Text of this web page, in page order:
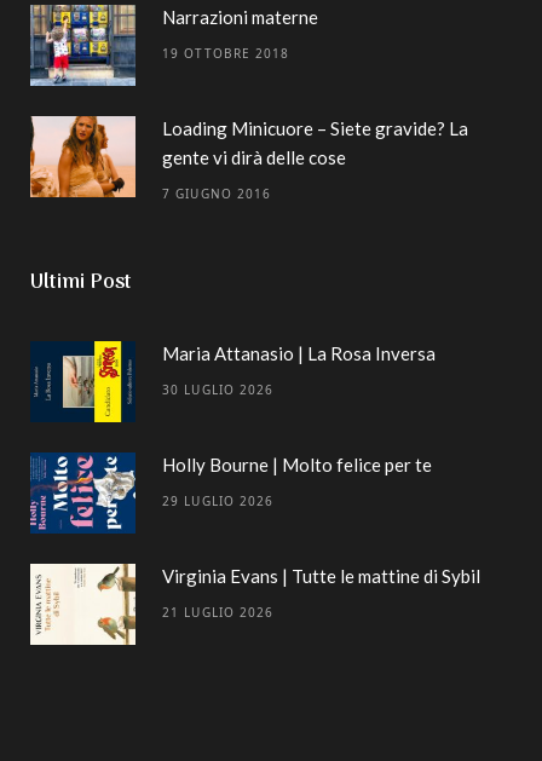
Narrazioni materne
19 OTTOBRE 2018
Loading Minicuore – Siete gravide? La
gente vi dirà delle cose
7 GIUGNO 2016
Ultimi Post
Maria Attanasio | La Rosa Inversa
30 LUGLIO 2026
Holly Bourne | Molto felice per te
29 LUGLIO 2026
Virginia Evans | Tutte le mattine di Sybil
21 LUGLIO 2026